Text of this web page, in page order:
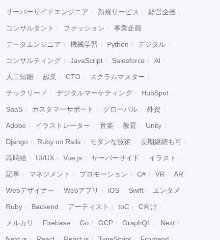
サーバーサイドエンジニア 新規サービス 経営企画
コンサルタント ファッション 事業企画
データエンジニア 機械学習 Python デジタル
コンサルティング JavaScript Salesforce AI
人工知能 起業 CTO スクラムマスター
テックリード デジタルマーケティング HubSpot
SaaS カスタマーサポート グローバル 外資
Adobe イラストレーター 音楽 教育 Unity
Django Ruby on Rails モダンな技術 長期継続も可
高時給 UI/UX Vue.js サーバーサイド イラスト
記事 マネジメント プロモーション C# VR AR
Webデザイナー Webアプリ iOS Swift エンタメ
Ruby Backend アーティスト toC C向け
メルカリ Firebase Go GCP GraphQL Next